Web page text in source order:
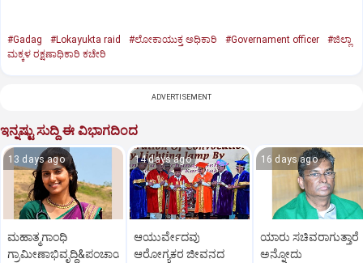
#Gadag #Lokayukta raid #ಲೋಕಾಯುಕ್ತ ಅಧಿಕಾರಿ #Governament officer
#ಜಿಲ್ಲಾ
ಮಕ್ಕಳ ರಕ್ಷಣಾಧಿಕಾರಿ ಕಚೇರಿ
ADVERTISEMENT
ಇನ್ನಷ್ಟು ಸುದ್ದಿ ಈ ವಿಭಾಗದಿಂದ
13 days ago
ಮಹಾತ್ಮಗಾಂಧಿ
ಗ್ರಾಮೀಣಾಭಿವೃದ್ಧಿ&ಪಂಚಾಯತ್
14 days ago
ಆಯುರ್ವೇದವು
ಆರೋಗ್ಯಕರ ಜೀವನದ
16 days ago
ಯಾರು ಸಚಿವರಾಗುತ್ತಾರೆ
ಅನ್ನೋದು